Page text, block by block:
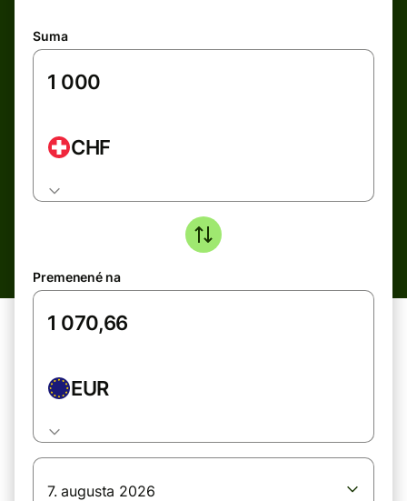
Suma
CHF
Premenené na
EUR
7. augusta 2026